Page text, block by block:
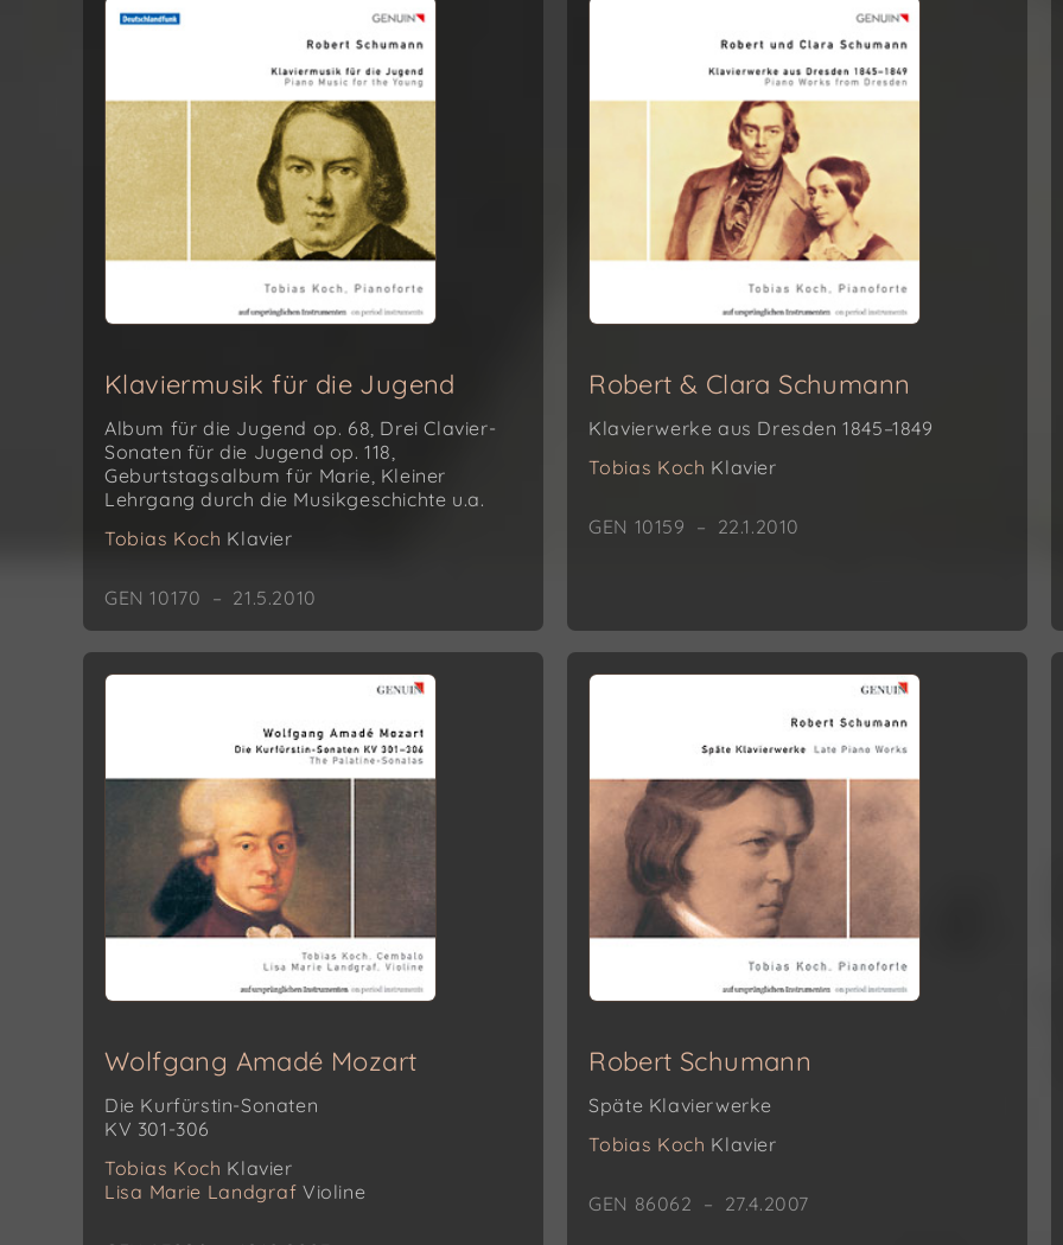
Klaviermusik für die Jugend
Album für die Jugend op. 68, Drei Clavier-
Sonaten für die Jugend op. 118,
Geburtstagsalbum für Marie, Kleiner
Lehrgang durch die Musikgeschichte u.a.
Tobias Koch Klavier
GEN 10170 – 21.5.2010
Robert & Clara Schumann
Klavierwerke aus Dresden 1845–1849
Tobias Koch Klavier
GEN 10159 – 22.1.2010
Wolfgang Amadé Mozart
Die Kurfürstin-Sonaten
KV 301-306
Tobias Koch Klavier
Lisa Marie Landgraf Violine
Robert Schumann
Späte Klavierwerke
Tobias Koch Klavier
GEN 86062 – 27.4.2007